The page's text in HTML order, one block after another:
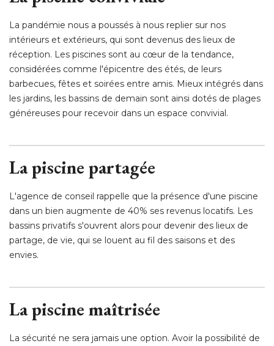
La pandémie nous a poussés à nous replier sur nos
intérieurs et extérieurs, qui sont devenus des lieux de
réception. Les piscines sont au cœur de la tendance,
considérées comme l'épicentre des étés, de leurs
barbecues, fêtes et soirées entre amis. Mieux intégrés dans
les jardins, les bassins de demain sont ainsi dotés de plages
généreuses pour recevoir dans un espace convivial.
La piscine partagée
L'agence de conseil rappelle que la présence d'une piscine
dans un bien augmente de 40% ses revenus locatifs. Les
bassins privatifs s'ouvrent alors pour devenir des lieux de
partage, de vie, qui se louent au fil des saisons et des
envies.
La piscine maîtrisée
La sécurité ne sera jamais une option. Avoir la possibilité de